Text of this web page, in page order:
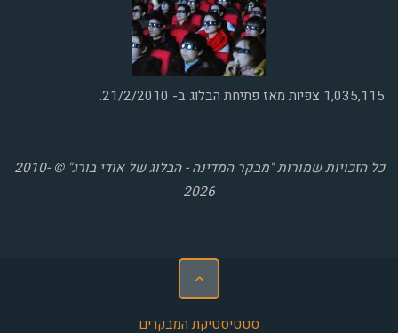
1,035,115 צפיות מאז פתיחת הבלוג ב- 21/2/2010.
כל הזכויות שמורות "מבקר המדינה - הבלוג של אודי בורג" © 2010-
2026
סטטיסטיקת המבקרים